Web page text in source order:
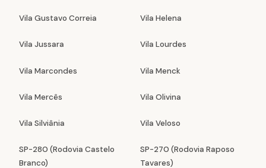
Vila Gustavo Correia Vila Helena
Vila Jussara Vila Lourdes
Vila Marcondes Vila Menck
Vila Mercês Vila Olivina
Vila Silviânia Vila Veloso
SP-280 (Rodovia Castelo
Branco)
SP-270 (Rodovia Raposo
Tavares)